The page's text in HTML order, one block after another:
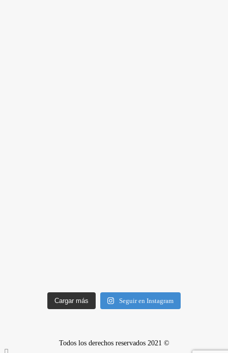
Cargar más Seguir en Instagram
Todos los derechos reservados 2021 ©